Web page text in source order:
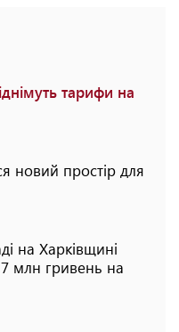
тарифи на
новий простір для
на Харківщині
млн гривень на